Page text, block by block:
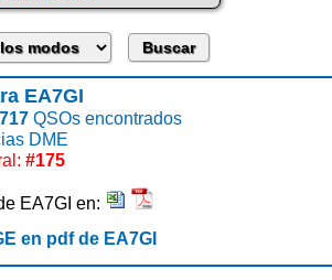
EA7GI
QSOs encontrados
DME
#175
EA7GI en:
en pdf de EA7GI